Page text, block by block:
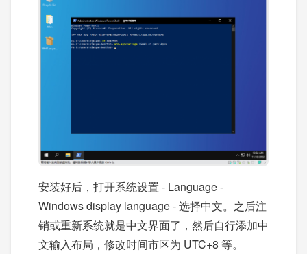
安装好后，打开系统设置 - Language -
Windows display language - 选择中文。之后注
销或重新系统就是中文界面了，然后自行添加中
文输入布局，修改时间市区为 UTC+8 等。